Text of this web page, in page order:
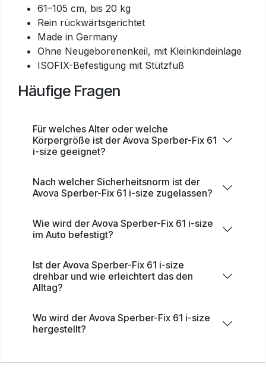
61–105 cm, bis 20 kg
Rein rückwärtsgerichtet
Made in Germany
Ohne Neugeborenenkeil, mit Kleinkindeinlage
ISOFIX-Befestigung mit Stützfuß
Häufige Fragen
Für welches Alter oder welche
Körpergröße ist der Avova Sperber-Fix 61
i-size geeignet?
Nach welcher Sicherheitsnorm ist der
Avova Sperber-Fix 61 i-size zugelassen?
Wie wird der Avova Sperber-Fix 61 i-size
im Auto befestigt?
Ist der Avova Sperber-Fix 61 i-size
drehbar und wie erleichtert das den
Alltag?
Wo wird der Avova Sperber-Fix 61 i-size
hergestellt?